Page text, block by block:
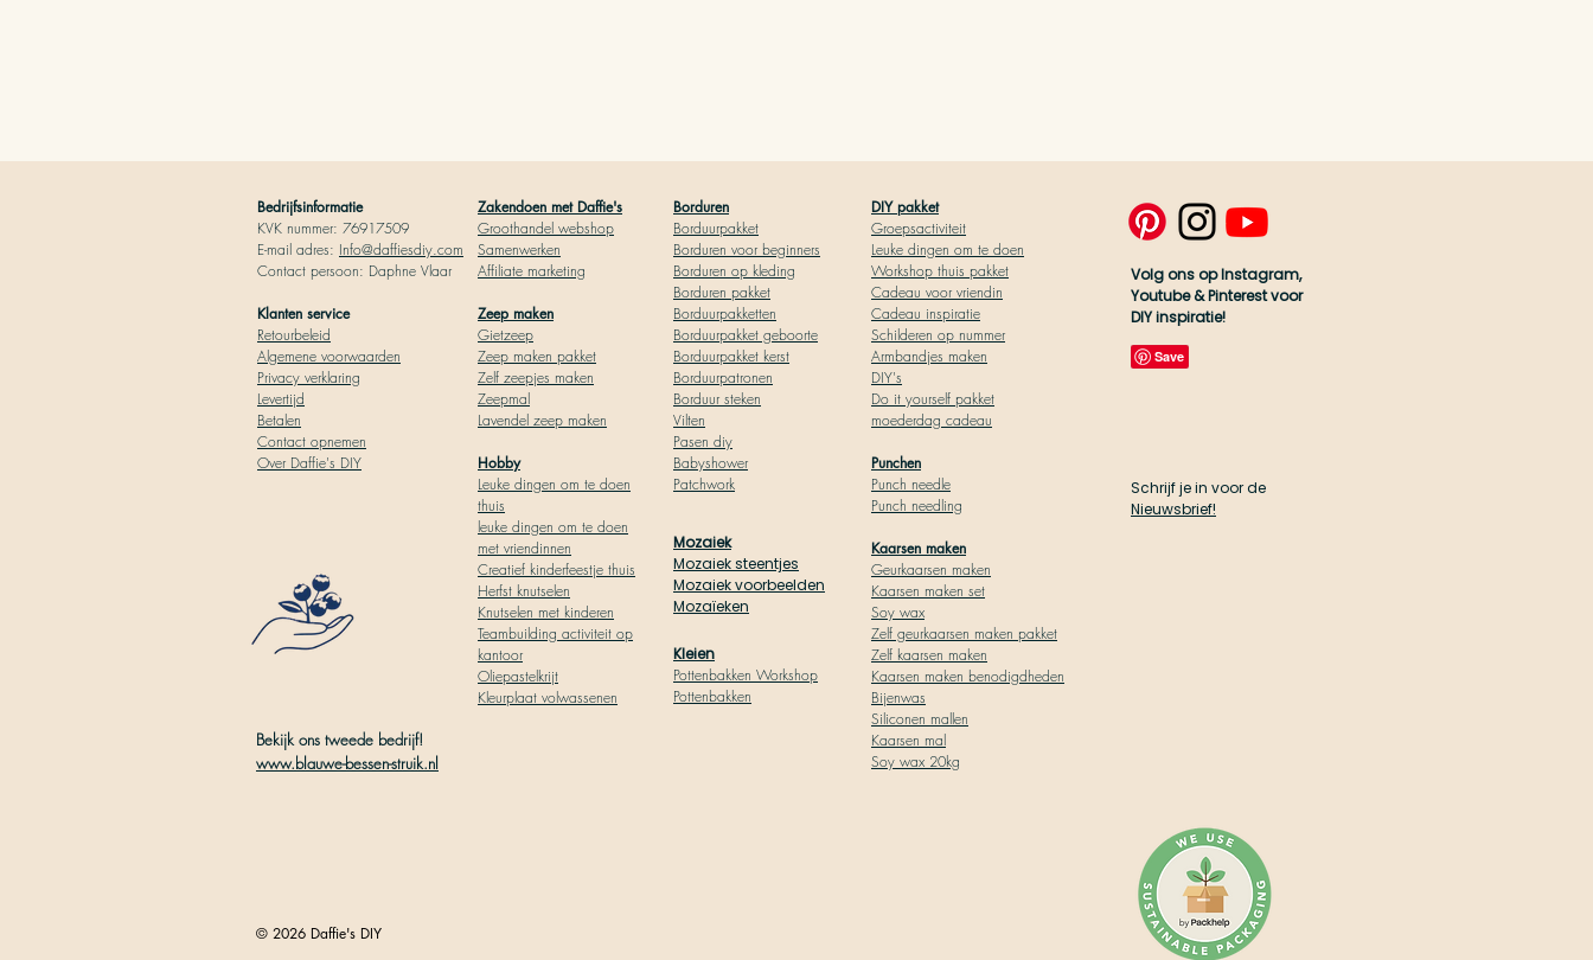
Bedrijfsinformatie
KVK nummer: 76917509
E-mail adres: Info@daffiesdiy.com
Contact persoon: Daphne Vlaar
Klanten service
Retourbeleid
Algemene voorwaarden
Privacy verklaring
Levertijd
Betalen
Contact opnemen
Over Daffie's DIY
Zakendoen met Daffie's
Groothandel webshop
Samenwerken
Affiliate marketing
Zeep maken
Gietzeep
Zeep maken pakket
Zelf zeepjes maken
Zeepmal
Lavendel zeep maken
Hobby
Leuke dingen om te doen
thuis
leuke dingen om te doen
met vriendinnen
Creatief kinderfeestje thuis
Herfst knutselen
Knutselen met kinderen
Teambuilding activiteit op
kantoor
Oliepastelkrijt
Kleurplaat volwassenen
Borduren
Borduurpakket
Borduren voor beginners
Borduren op kleding
Borduren pakket
Borduurpakketten
Borduurpakket geboorte
Borduurpakket kerst
Borduurpatronen
Borduur steken
Vilten
Pasen diy
Babyshower
Patchwork
Mozaiek
Mozaiek steentjes
Mozaiek voorbeelden
Mozaïeken
Kleien
Pottenbakken Workshop
Pottenbakken
Bekijk ons tweede bedrijf!
www.blauwe-bessen-struik.nl
© 2026 Daffie's DIY
DIY pakket
Groepsactiviteit
Leuke dingen om te doen
Workshop thuis pakket
Cadeau voor vriendin
Cadeau inspiratie
Schilderen op nummer
Armbandjes maken
DIY's
Do it yourself pakket
moederdag cadeau
Punchen
Punch needle
Punch needling
Kaarsen maken
Geurkaarsen maken
Kaarsen maken set
Soy wax
Zelf geurkaarsen maken pakket
Zelf kaarsen maken
Kaarsen maken benodigdheden
Bijenwas
Siliconen mallen
Kaarsen mal
Soy wax 20kg
Volg ons op Instagram,
Youtube & Pinterest voor
DIY inspiratie!
Schrijf je in voor de
Nieuwsbrief!